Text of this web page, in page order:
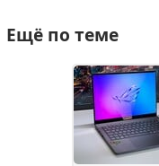
Ещё по теме